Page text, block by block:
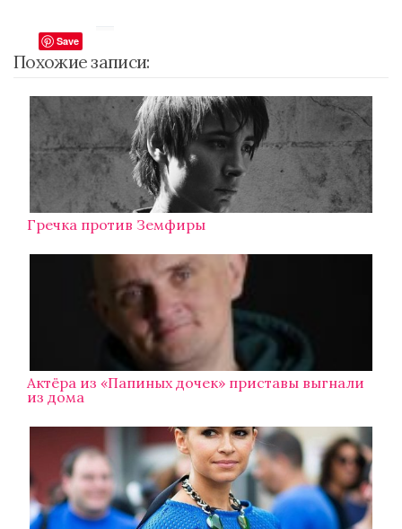
Похожие записи:
Гречка против Земфиры
Актёра из «Папиных дочек» приставы выгнали
из дома
Save